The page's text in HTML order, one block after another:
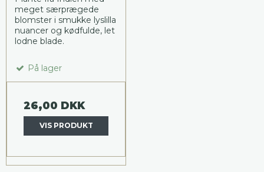
meget særprægede
blomster i smukke lyslilla
nuancer og kødfulde, let
lodne blade.
På lager
26,00 DKK
VIS PRODUKT